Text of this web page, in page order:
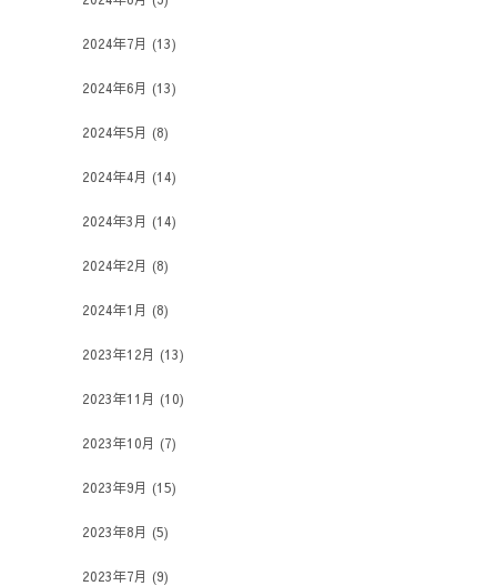
2024年7月 (13)
2024年6月 (13)
2024年5月 (8)
2024年4月 (14)
2024年3月 (14)
2024年2月 (8)
2024年1月 (8)
2023年12月 (13)
2023年11月 (10)
2023年10月 (7)
2023年9月 (15)
2023年8月 (5)
2023年7月 (9)